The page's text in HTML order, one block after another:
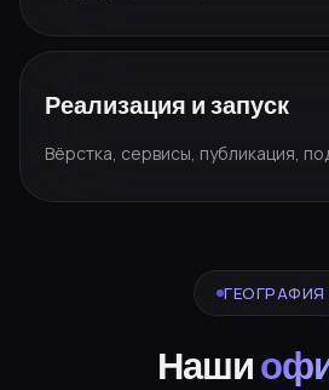
Реализация и запуск
Вёрстка, сервисы, публикация,
ГЕОГРАФИЯ
Наши